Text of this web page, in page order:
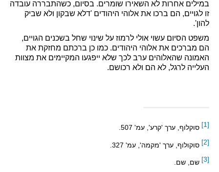
במילים אחרות לא השאירו שומרים. בסיום, כשהתבררה עובדה
זו לגויים, הם ברכו את אלוהי היהודים 'דלא שבקון ולא שביק
להון'.
משפט הסיום עשוי אולי לרמוז על שינוי שחל בשכנים הגויים,
הם מברכים את אלוהי היהודים. כמו כן ברכתם מחזקת את
האמונה שהאלוהים ערב לכך שלא ייפגעו המקיימים את מצוות
העלייה לרגל, לא הם ולא רכושם.
[1]
סוקלוף, ערך 'קרע', עמ' 507.
[2]
סוקולוף, ערך 'מקמה', עמ' 327.
[3]
שם, שם.